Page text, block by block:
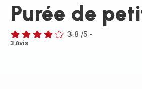
Purée de
ratings.3.8
3.8 /5 -
3 Avis